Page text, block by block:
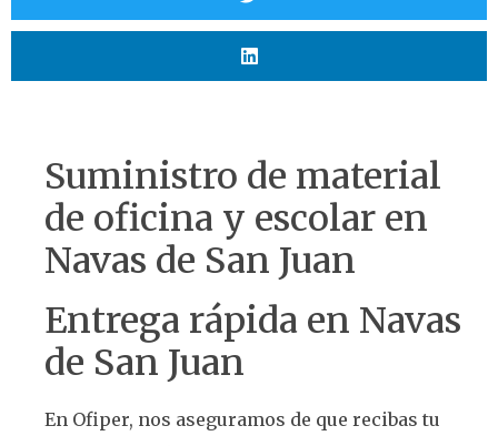
Suministro de material
de oficina y escolar en
Navas de San Juan
Entrega rápida en Navas
de San Juan
En Ofiper, nos aseguramos de que recibas tu